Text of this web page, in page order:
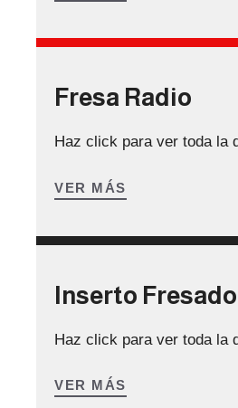
Fresa Radio
Haz click para ver toda la
VER MÁS
Inserto Fresado
Haz click para ver toda la
VER MÁS